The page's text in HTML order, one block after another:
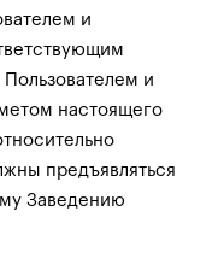
и
и
настоящего
предъявляться
Заведению